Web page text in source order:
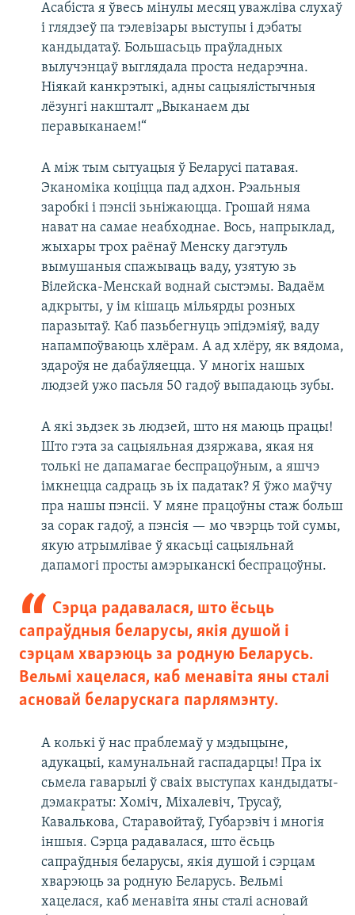
Асабіста я ўвесь мінулы месяц уважліва слухаў
і глядзеў па тэлевізары выступы і дэбаты
кандыдатаў. Большасьць праўладных
вылучэнцаў выглядала проста недарэчна.
Ніякай канкрэтыкі, адны сацыялістычныя
лёзунгі накшталт „Выканаем ды
перавыканаем!“
А між тым сытуацыя ў Беларусі патавая.
Эканоміка коціцца пад адхон. Рэальныя
заробкі і пэнсіі зьніжаюцца. Грошай няма
нават на самае неабходнае. Вось, напрыклад,
жыхары трох раёнаў Менску дагэтуль
вымушаныя спажываць ваду, узятую зь
Вілейска-Менскай воднай сыстэмы. Вадаём
адкрыты, у ім кішаць мільярды розных
паразытаў. Каб пазьбегнуць эпідэміяў, ваду
напампоўваюць хлёрам. А ад хлёру, як вядома,
здароўя не дабаўляецца. У многіх нашых
людзей ужо пасьля 50 гадоў выпадаюць зубы.
А які зьдзек зь людзей, што ня маюць працы!
Што гэта за сацыяльная дзяржава, якая ня
толькі не дапамагае беспрацоўным, а яшчэ
імкнецца садраць зь іх падатак? Я ўжо маўчу
пра нашы пэнсіі. У мяне працоўны стаж больш
за сорак гадоў, а пэнсія — мо чвэрць той сумы,
якую атрымлівае ў якасьці сацыяльнай
дапамогі просты амэрыканскі беспрацоўны.
Сэрца радавалася, што ёсьць
сапраўдныя беларусы, якія душой і
сэрцам хварэюць за родную Беларусь.
Вельмі хацелася, каб менавіта яны сталі
асновай беларускага парлямэнту.
А колькі ў нас праблемаў у мэдыцыне,
адукацыі, камунальнай гаспадарцы! Пра іх
сьмела гаварылі ў сваіх выступах кандыдаты-
дэмакраты: Хоміч, Міхалевіч, Трусаў,
Кавалькова, Старавойтаў, Губарэвіч і многія
іншыя. Сэрца радавалася, што ёсьць
сапраўдныя беларусы, якія душой і сэрцам
хварэюць за родную Беларусь. Вельмі
хацелася, каб менавіта яны сталі асновай